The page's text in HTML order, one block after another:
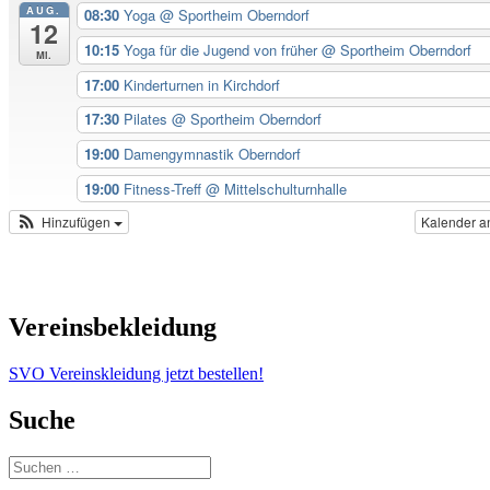
AUG.
12
Mi.
08:30 Yoga @ Sportheim Oberndorf
10:15 Yoga für die Jugend von früher@ Sportheim Oberndorf
17:00 Kinderturnen in Kirchdorf
17:30 Pilates @ Sportheim Oberndorf
19:00 Damengymnastik Oberndorf
19:00 Fitness-Treff @ Mittelschulturnhalle
Kalender
Hinzufügen
Vereinsbekleidung
SVO Vereinskleidung jetzt bestellen!
Suche
Suchen
nach: